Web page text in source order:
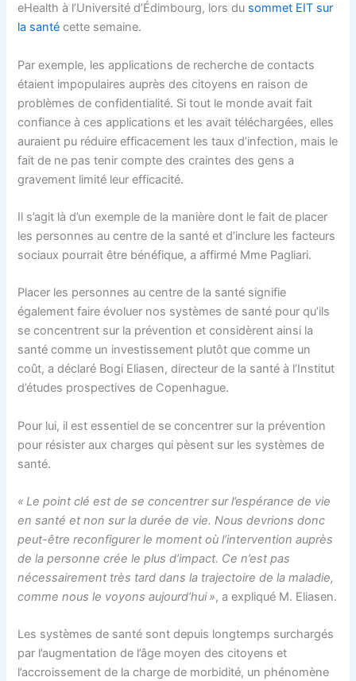
eHealth à l’Université d’Édimbourg, lors du sommet EIT sur
la santé cette semaine.
Par exemple, les applications de recherche de contacts
étaient impopulaires auprès des citoyens en raison de
problèmes de confidentialité. Si tout le monde avait fait
confiance à ces applications et les avait téléchargées, elles
auraient pu réduire efficacement les taux d’infection, mais le
fait de ne pas tenir compte des craintes des gens a
gravement limité leur efficacité.
Il s’agit là d’un exemple de la manière dont le fait de placer
les personnes au centre de la santé et d’inclure les facteurs
sociaux pourrait être bénéfique, a affirmé Mme Pagliari.
Placer les personnes au centre de la santé signifie
également faire évoluer nos systèmes de santé pour qu’ils
se concentrent sur la prévention et considèrent ainsi la
santé comme un investissement plutôt que comme un
coût, a déclaré Bogi Eliasen, directeur de la santé à l’Institut
d’études prospectives de Copenhague.
Pour lui, il est essentiel de se concentrer sur la prévention
pour résister aux charges qui pèsent sur les systèmes de
santé.
« Le point clé est de se concentrer sur l’espérance de vie
en santé et non sur la durée de vie. Nous devrions donc
peut-être reconfigurer le moment où l’intervention auprès
de la personne crée le plus d’impact. Ce n’est pas
nécessairement très tard dans la trajectoire de la maladie,
comme nous le voyons aujourd’hui », a expliqué M. Eliasen.
Les systèmes de santé sont depuis longtemps surchargés
par l’augmentation de l’âge moyen des citoyens et
l’accroissement de la charge de morbidité, un phénomène